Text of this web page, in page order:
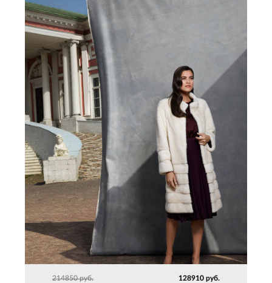
214850 руб. 128910 руб.